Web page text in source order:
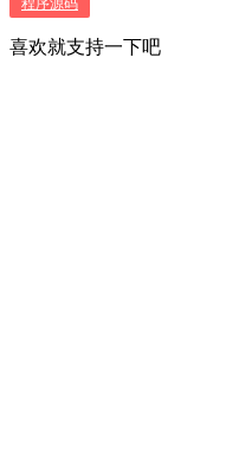
程序源码
喜欢就支持一下吧